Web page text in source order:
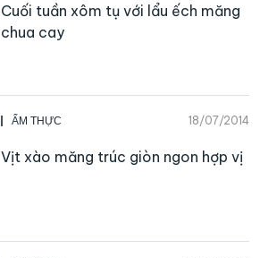
Cuối tuần xôm tụ với lẩu ếch măng
chua cay
ẨM THỰC 18/07/2014
Vịt xào măng trúc giòn ngon hợp vị